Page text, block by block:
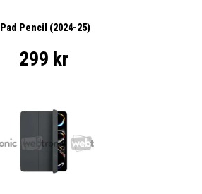
Pencil (2024-25)
299 kr